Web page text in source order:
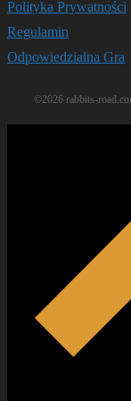
Polityka Prywatności
Regulamin
Odpowiedzialna Gra
©2026 rabbits-